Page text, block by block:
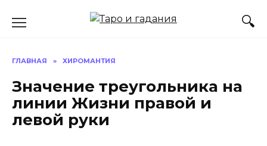
ГЛАВНАЯ » ХИРОМАНТИЯ
Значение треугольника на
линии Жизни правой и
левой руки